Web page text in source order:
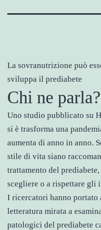
La sovranutrizione può
sviluppa il prediabete
Chi ne parla?
Uno studio pubblicato su
si è trasforma una
aumenta di anno in anno.
stile di vita siano
trattamento del
scegliere o a rispettare gli
I ricercatori hanno portato
letteratura mirata a
patologici del prediabete